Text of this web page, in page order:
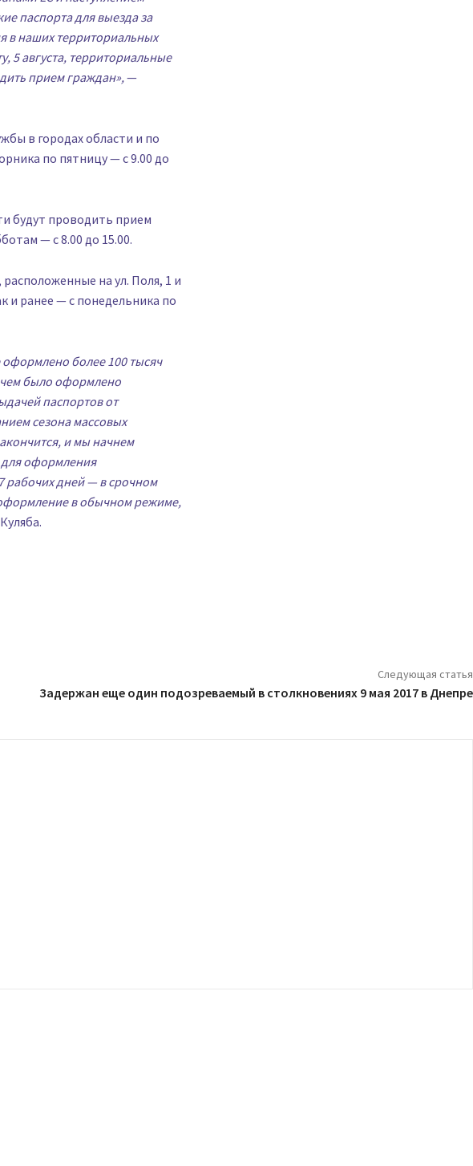
паспорта для выезда за
в наших территориальных
5 августа, территориальные
прием граждан»,—
в городах области и по
по пятницу — с 9.00 до
будут проводить прием
— с 8.00 до 15.00.
на ул. Поля, 1 и
и ранее — с понедельника по
оформлено более 100 тысяч
чем было оформлено
паспортов от
сезона массовых
и мы начнем
для оформления
рабочих дней — в срочном
в обычном режиме,
Следующая статья
Задержан еще один подозреваемый в столкновениях 9 мая 2017 в Днепре